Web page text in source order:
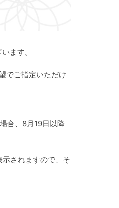
ます。
でご指定いただけ
合、8月19日以降
されますので、そ